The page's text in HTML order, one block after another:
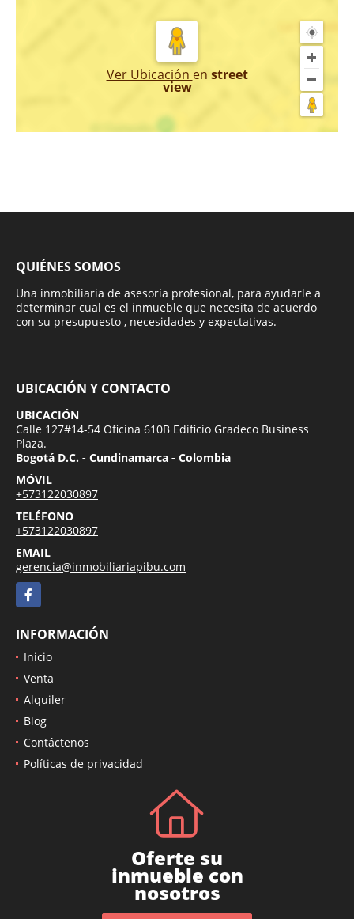
Ver Ubicación en street
view
QUIÉNES SOMOS
Una inmobiliaria de asesoría profesional, para ayudarle a
determinar cual es el inmueble que necesita de acuerdo
con su presupuesto , necesidades y expectativas.
UBICACIÓN Y CONTACTO
UBICACIÓN
Calle 127#14-54 Oficina 610B Edificio Gradeco Business
Plaza.
Bogotá D.C. - Cundinamarca - Colombia
MÓVIL
+573122030897
TELÉFONO
+573122030897
EMAIL
gerencia@inmobiliariapibu.com
Facebook
INFORMACIÓN
Inicio
Venta
Alquiler
Blog
Contáctenos
Políticas de privacidad
Oferte su
inmueble con
nosotros